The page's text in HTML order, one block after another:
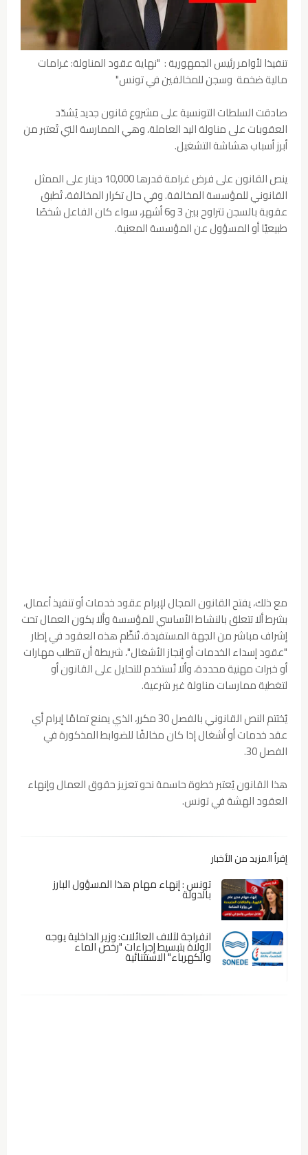
تنفيذا لأوامر رئيس الجمهورية : "نهاية عقود المناولة: غرامات
مالية ضخمة وسجن للمخالفين في تونس"
صادقت السلطات التونسية على مشروع قانون جديد يُشدّد
العقوبات على مناولة اليد العاملة، وهي الممارسة التي تُعتبر من
أبرز أسباب هشاشة التشغيل.
ينص القانون على فرض غرامة قدرها 10,000 دينار على الممثل
القانوني للمؤسسة المخالفة. وفي حال تكرار المخالفة، تُطبق
عقوبة بالسجن تتراوح بين 3 و6 أشهر، سواء كان الفاعل شخصًا
طبيعيًا أو المسؤول عن المؤسسة المعنية.
مع ذلك، يفتح القانون المجال لإبرام عقود خدمات أو تنفيذ أعمال،
بشرط ألا تتعلق بالنشاط الأساسي للمؤسسة وألا يكون العمال تحت
إشراف مباشر من الجهة المستفيدة. تُنظَّم هذه العقود في إطار
"عقود إسداء الخدمات أو إنجاز الأشغال"، شريطة أن تتطلب مهارات
أو خبرات مهنية محددة، وألا تُستخدم للتحايل على القانون أو
لتغطية ممارسات مناولة غير شرعية.
يُختتم النص القانوني بالفصل 30 مكرر، الذي يمنع تمامًا إبرام أي
عقد خدمات أو أشغال إذا كان مخالفًا للضوابط المذكورة في
الفصل 30.
هذا القانون يُعتبر خطوة حاسمة نحو تعزيز حقوق العمال وإنهاء
العقود الهشة في تونس.
إقرأ المزيد من الأخبار
تونس : إنهاء مهام هذا المسؤول البارز
بالدولة
انفراجة لآلاف العائلات: وزير الداخلية يوجه
الولاة بتبسيط إجراءات "رخص الماء
والكهرباء" الاستثنائية